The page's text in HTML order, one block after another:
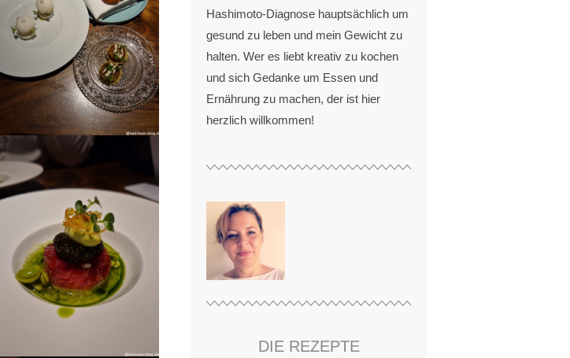
Hashimoto-Diagnose hauptsächlich um
gesund zu leben und mein Gewicht zu
halten. Wer es liebt kreativ zu kochen
und sich Gedanke um Essen und
Ernährung zu machen, der ist hier
herzlich willkommen!
DIE REZEPTE